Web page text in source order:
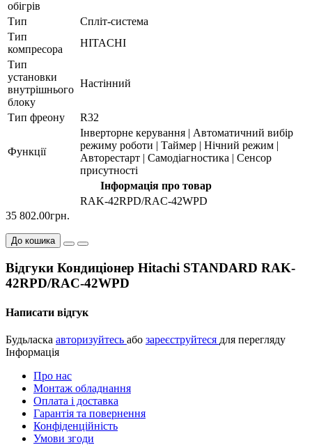
обігрів
Тип
Спліт-система
Тип
компресора
HITACHI
Тип
установки
внутрішнього
блоку
Настінний
Тип фреону R32
Функції
Інверторне керування | Автоматичний вибір
режиму роботи | Таймер | Нічний режим |
Авторестарт | Самодіагностика | Сенсор
присутності
Інформація про товар
RAK-42RPD/RAC-42WPD
35 802.00грн.
До кошика
Відгуки Кондиціонер Hitachi STANDARD RAK-
42RPD/RAC-42WPD
Написати відгук
Будьласка авторизуйтесь або зареєструйтеся для перегляду
Інформація
Про нас
Монтаж обладнання
Оплата і доставка
Гарантія та повернення
Конфіденційність
Умови згоди